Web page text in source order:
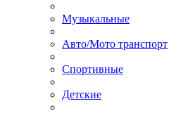
Музыкальные
Авто/Мото транспорт
Спортивные
Детские